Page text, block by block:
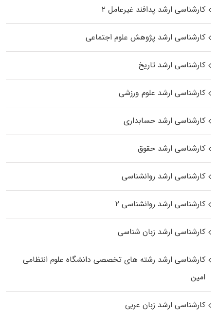
کارشناسی ارشد پدافند غیرعامل ۲
کارشناسی ارشد پژوهش علوم اجتماعی
کارشناسی ارشد تاریخ
کارشناسی ارشد علوم ورزشی
کارشناسی ارشد حسابداری
کارشناسی ارشد حقوق
کارشناسی ارشد روانشناسی
کارشناسی ارشد روانشناسی ۲
کارشناسی ارشد زبان شناسی
کارشناسی ارشد رﺷﺘﻪ ﻫﺎی تخصصی داﻧﺸﮕﺎه ﻋﻠﻮم انتظامی
اﻣﻴﻦ
کارشناسی ارشد زبان عربی